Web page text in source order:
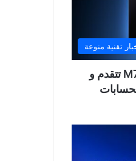
تقنية منوعة
آبل تُغيّر خططها.. معالجات M7 تتقدم و